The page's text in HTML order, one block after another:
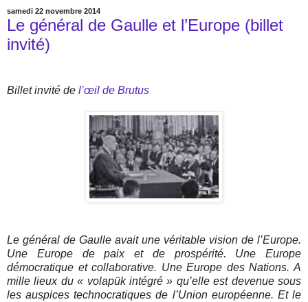
samedi 22 novembre 2014
Le général de Gaulle et l’Europe (billet
invité)
Billet invité de l’œil de Brutus
Le général de Gaulle avait une véritable vision de l’Europe.
Une Europe de paix et de prospérité. Une Europe
démocratique et collaborative. Une Europe des Nations. A
mille lieux du « volapük intégré » qu’elle est devenue sous
les auspices technocratiques de l’Union européenne. Et le